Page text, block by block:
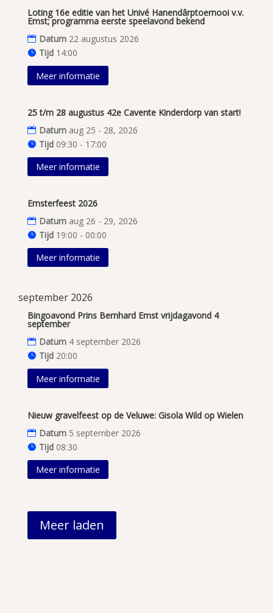
Loting 16e editie van het Univé Hanendârptoernooi v.v.
Emst; programma eerste speelavond bekend
Datum 22 augustus 2026
Tijd 14:00
Meer informatie
25 t/m 28 augustus 42e Cavente Kinderdorp van start!
Datum aug 25 - 28, 2026
Tijd 09:30 - 17:00
Meer informatie
Emsterfeest 2026
Datum aug 26 - 29, 2026
Tijd 19:00 - 00:00
Meer informatie
september 2026
Bingoavond Prins Bernhard Emst vrijdagavond 4
september
Datum 4 september 2026
Tijd 20:00
Meer informatie
Nieuw gravelfeest op de Veluwe: Gisola Wild op Wielen
Datum 5 september 2026
Tijd 08:30
Meer informatie
Meer laden